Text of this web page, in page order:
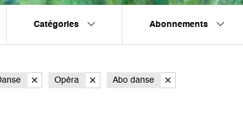
Catégories Abonnements
Opéra Abo danse